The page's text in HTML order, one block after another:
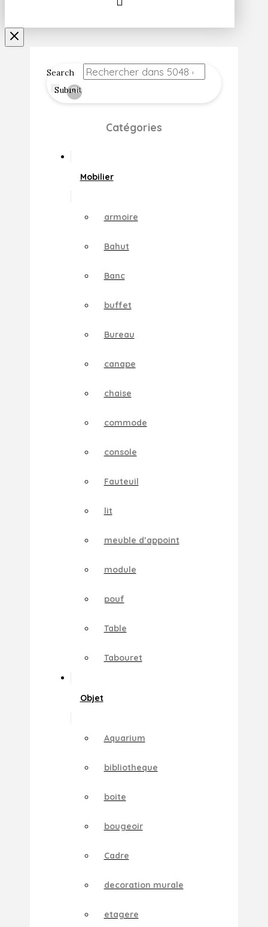
Search
Submit
Clear
Catégories
Mobilier
armoire
Bahut
Banc
buffet
Bureau
canape
chaise
commode
console
Fauteuil
lit
meuble d’appoint
module
pouf
Table
Tabouret
Objet
Aquarium
bibliotheque
boite
bougeoir
Cadre
decoration murale
etagere